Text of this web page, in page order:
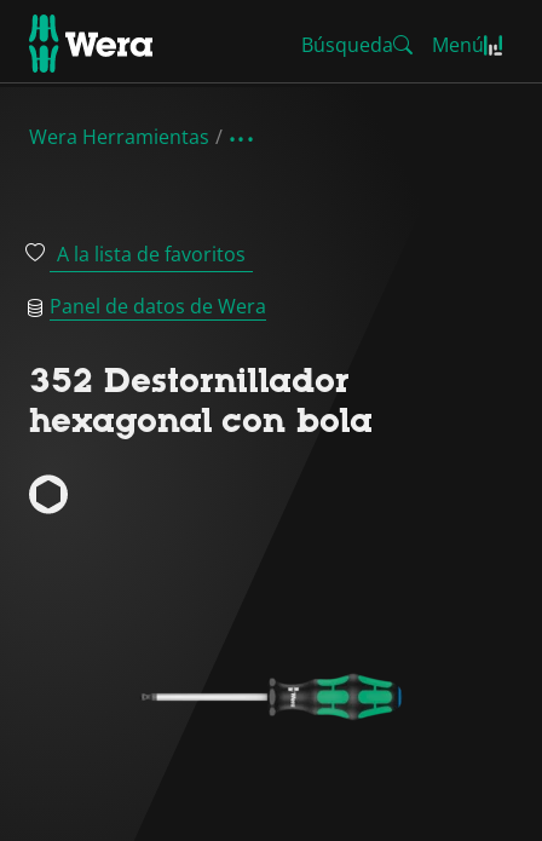
Búsqueda Menú
Wera Herramientas
A la lista de favoritos
Panel de datos de Wera
352 Destornillador
hexagonal con bola